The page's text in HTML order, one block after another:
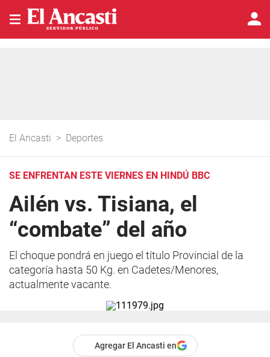
El Ancasti > Deportes
SE ENFRENTAN ESTE VIERNES EN HINDÚ BBC
Ailén vs. Tisiana, el
“combate” del año
El choque pondrá en juego el título Provincial de la
categoría hasta 50 Kg. en Cadetes/Menores,
actualmente vacante.
Agregar El Ancasti en